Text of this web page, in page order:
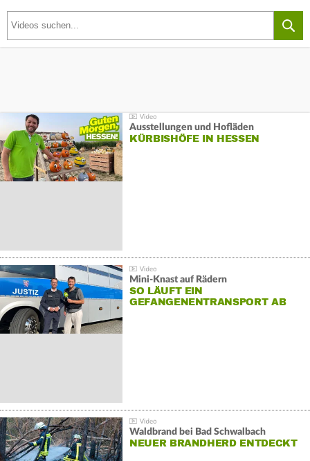
Ausstellungen und Hofläden
KÜRBISHÖFE IN HESSEN
Mini-Knast auf Rädern
SO LÄUFT EIN
GEFANGENENTRANSPORT AB
Waldbrand bei Bad Schwalbach
NEUER BRANDHERD ENTDECKT